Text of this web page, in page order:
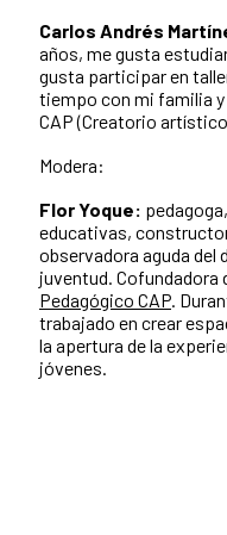
Carlos Andrés
años, me gusta
gusta participar en
tiempo con mi familia
CAP (Creatorio
Modera:
Flor Yoque:
educativas,
observadora aguda del
juventud. Cofundadora
Pedagógico CAP.
trabajado en crear
la apertura de la
jóvenes.